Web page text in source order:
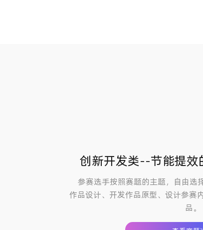
创新开发类--节能提效
参赛选手按照赛题的主题，自由选
作品设计、开发作品原型、设计参赛
品。